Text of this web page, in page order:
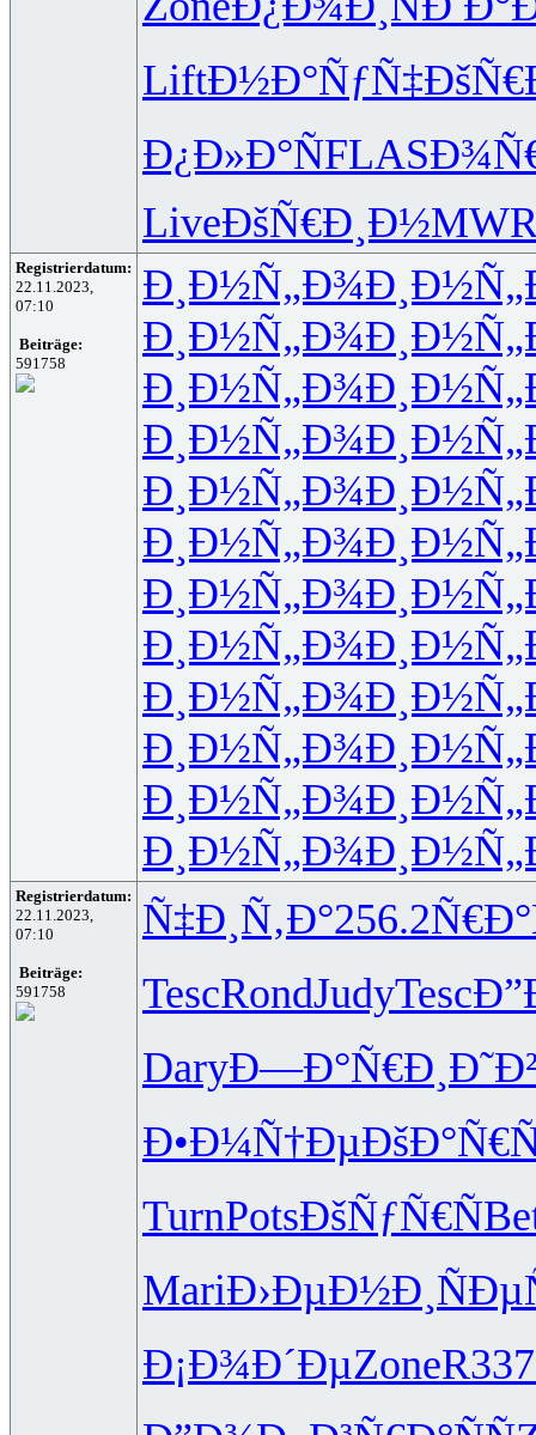
LiftÐ½Ð°ÑƒÑ‡
Ð¿Ð»Ð°ÑFLAS
LiveÐšÑ€Ð¸Ð½
Registrierdatum:
22.11.2023,
07:10
Beiträge:
591758
Ð¸Ð½Ñ„Ð¾
Ð¸Ð½Ñ„Ð¾
Ð¸Ð½Ñ„Ð¾
Ð¸Ð½Ñ„Ð¾
Ð¸Ð½Ñ„Ð¾
Ð¸Ð½Ñ„Ð¾
Ð¸Ð½Ñ„Ð¾
Ð¸Ð½Ñ„Ð¾
Ð¸Ð½Ñ„Ð¾
Ð¸Ð½Ñ„Ð¾
Ð¸Ð½Ñ„Ð¾
Ð¸Ð½Ñ„Ð¾
Registrierdatum:
22.11.2023,
07:10
Beiträge:
591758
Ñ‡Ð¸Ñ‚Ð°256.2
TescRondJudyTesc
DaryÐ—Ð°Ñ€Ð¸
Ð•Ð¼Ñ†Ðµ
TurnPotsÐšÑƒÑ€Ñ
MariÐ›ÐµÐ½Ð¸
Ð¡Ð¾Ð´ÐµZoneR337